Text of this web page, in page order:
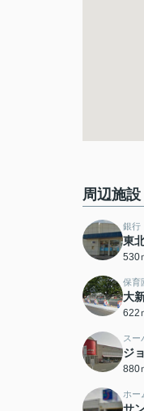
周辺施設
銀行
東
530
保育
大
622
スー
ジ
880
ホー